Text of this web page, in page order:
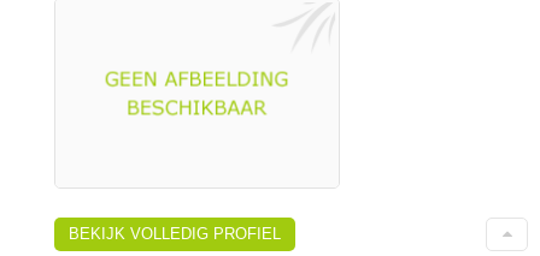
BEKIJK VOLLEDIG PROFIEL